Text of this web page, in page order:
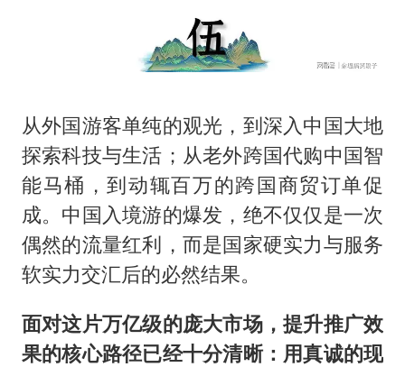
从外国游客单纯的观光，到深入中国大地
探索科技与生活；从老外跨国代购中国智
能马桶，到动辄百万的跨国商贸订单促
成。中国入境游的爆发，绝不仅仅是一次
偶然的流量红利，而是国家硬实力与服务
软实力交汇后的必然结果。
面对这片万亿级的庞大市场，提升推广效
果的核心路径已经十分清晰：用真诚的现